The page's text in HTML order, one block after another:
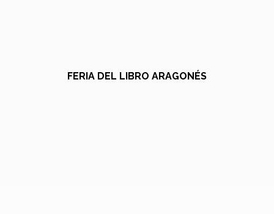
FERIA DEL LIBRO ARAGONÉS